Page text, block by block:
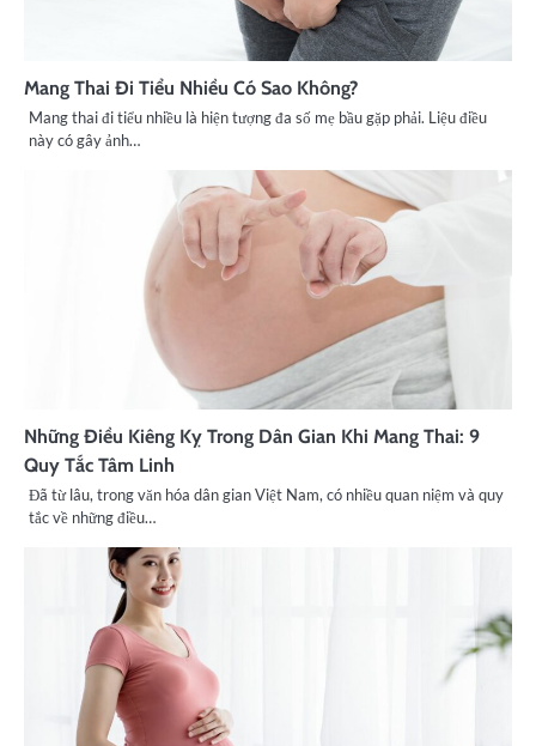
Mang Thai Đi Tiểu Nhiều Có Sao Không?
Mang thai đi tiểu nhiều là hiện tượng đa số mẹ bầu gặp phải. Liệu điều
này có gây ảnh…
Những Điều Kiêng Kỵ Trong Dân Gian Khi Mang Thai: 9
Quy Tắc Tâm Linh
Đã từ lâu, trong văn hóa dân gian Việt Nam, có nhiều quan niệm và quy
tắc về những điều…